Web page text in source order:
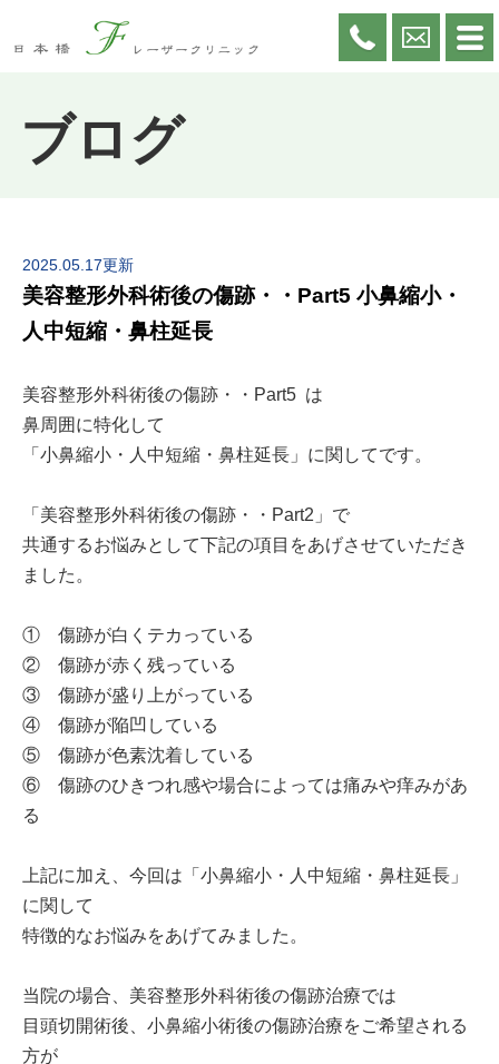
ブログ
2025.05.17更新
美容整形外科術後の傷跡・・Part5 小鼻縮小・
人中短縮・鼻柱延長
美容整形外科術後の傷跡・・Part5 は
鼻周囲に特化して
「小鼻縮小・人中短縮・鼻柱延長」に関してです。
「美容整形外科術後の傷跡・・Part2」で
共通するお悩みとして下記の項目をあげさせていただき
ました。
① 傷跡が白くテカっている
② 傷跡が赤く残っている
③ 傷跡が盛り上がっている
④ 傷跡が陥凹している
⑤ 傷跡が色素沈着している
⑥ 傷跡のひきつれ感や場合によっては痛みや痒みがあ
る
上記に加え、今回は「小鼻縮小・人中短縮・鼻柱延長」
に関して
特徴的なお悩みをあげてみました。
当院の場合、美容整形外科術後の傷跡治療では
目頭切開術後、小鼻縮小術後の傷跡治療をご希望される
方が